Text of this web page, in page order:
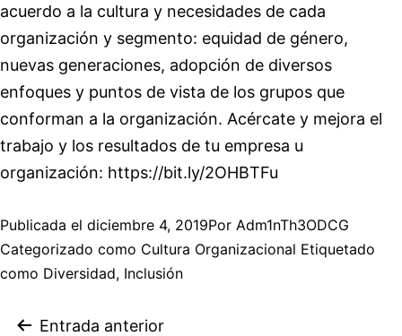
acuerdo a la cultura y necesidades de cada
organización y segmento: equidad de género,
nuevas generaciones, adopción de diversos
enfoques y puntos de vista de los grupos que
conforman a la organización. Acércate y mejora el
trabajo y los resultados de tu empresa u
organización: https://bit.ly/2OHBTFu
Publicada el diciembre 4, 2019Por Adm1nTh3ODCG
Categorizado como Cultura Organizacional Etiquetado
como Diversidad, Inclusión
Entrada anterior